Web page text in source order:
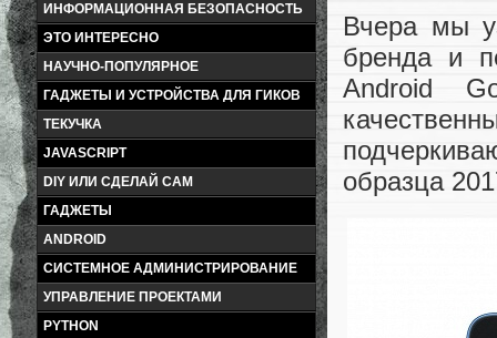
ИНФОРМАЦИОННАЯ БЕЗОПАСНОСТЬ
ЭТО ИНТЕРЕСНО
НАУЧНО-ПОПУЛЯРНОЕ
ГАДЖЕТЫ И УСТРОЙСТВА ДЛЯ ГИКОВ
ТЕКУЧКА
JAVASCRIPT
DIY ИЛИ СДЕЛАЙ САМ
ГАДЖЕТЫ
ANDROID
СИСТЕМНОЕ АДМИНИСТРИРОВАНИЕ
УПРАВЛЕНИЕ ПРОЕКТАМИ
PYTHON
Вчера мы
бренда и
Android
образца